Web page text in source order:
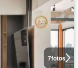
7fotos